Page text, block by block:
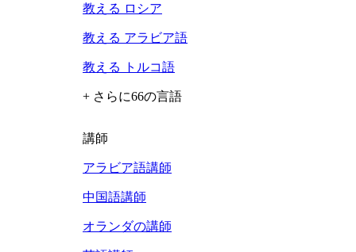
教える ロシア
教える アラビア語
教える トルコ語
+ さらに66の言語
講師
アラビア語講師
中国語講師
オランダの講師